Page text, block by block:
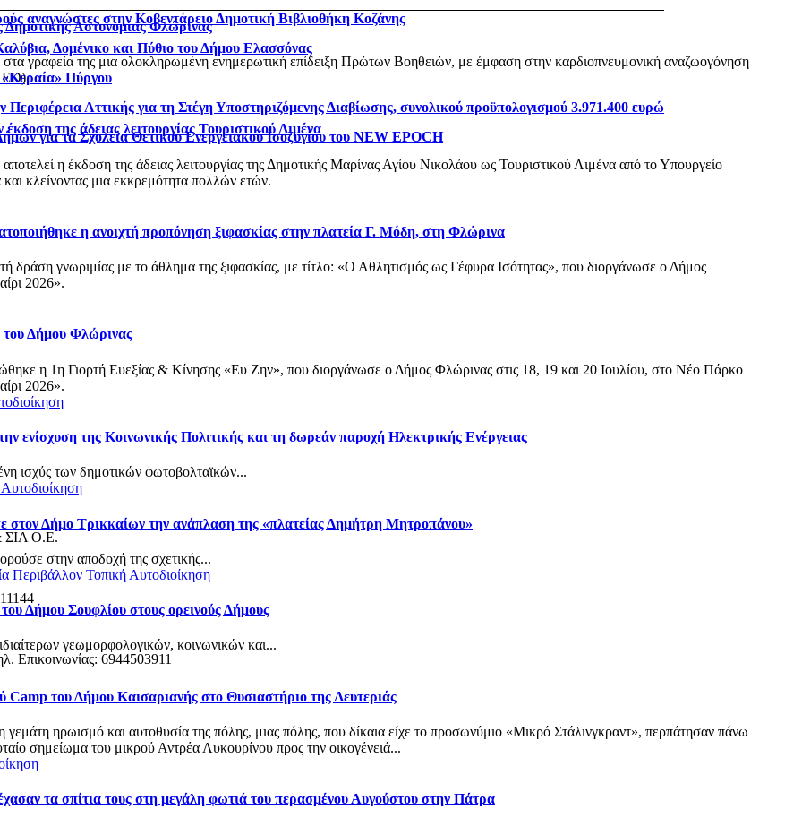
Αστυνομίας Φλώρινας
γραφεία της μια ολοκληρωμένη ενημερωτική επίδειξη Πρώτων Βοηθειών, με έμφαση στην καρδιοπνευμονική αναζωογόνηση
της άδειας λειτουργίας Τουριστικού Λιμένα
η έκδοση της άδειας λειτουργίας της Δημοτικής Μαρίνας Αγίου Νικολάου ως Τουριστικού Λιμένα από το Υπουργείο
κλείνοντας μια εκκρεμότητα πολλών ετών.
η ανοιχτή προπόνηση ξιφασκίας στην πλατεία Γ. Μόδη, στη Φλώρινα
δράση γνωριμίας με το άθλημα της ξιφασκίας, με τίτλο: «Ο Αθλητισμός ως Γέφυρα Ισότητας», που διοργάνωσε ο Δήμος
2026».
Δήμου Φλώρινας
η 1η Γιορτή Ευεξίας & Κίνησης «Ευ Ζην», που διοργάνωσε ο Δήμος Φλώρινας στις 18, 19 και 20 Ιουλίου, στο Νέο Πάρκο
2026».
ενίσχυση της Κοινωνικής Πολιτικής και τη δωρεάν παροχή Ηλεκτρικής Ενέργειας
ισχύς των δημοτικών φωτοβολταϊκών...
στον Δήμο Τρικκαίων την ανάπλαση της «πλατείας Δημήτρη Μητροπάνου»
στην αποδοχή της σχετικής...
Περιβάλλον Τοπική Αυτοδιοίκηση
Δήμου Σουφλίου στους ορεινούς Δήμους
γεωμορφολογικών, κοινωνικών και...
Camp του Δήμου Καισαριανής στο Θυσιαστήριο της Λευτεριάς
γεμάτη ηρωισμό και αυτοθυσία της πόλης, μιας πόλης, που δίκαια είχε το προσωνύμιο «Μικρό Στάλινγκραντ», περπάτησαν πάνω
σημείωμα του μικρού Αντρέα Λυκουρίνου προς την οικογένειά...
τα σπίτια τους στη μεγάλη φωτιά του περασμένου Αυγούστου στην Πάτρα
αναγνώστες στην Κοβεντάρειο Δημοτική Βιβλιοθήκη Κοζάνης
Δομένικο και Πύθιο του Δήμου Ελασσόνας
Πύργου
Αττικής για τη Στέγη Υποστηριζόμενης Διαβίωσης, συνολικού προϋπολογισμού 3.971.400 ευρώ
για τα Σχολεία Θετικού Ενεργειακού Ισοζυγίου του NEW EPOCH
ΣΙΑ Ο.Ε.
Επικοινωνίας: 6944503911